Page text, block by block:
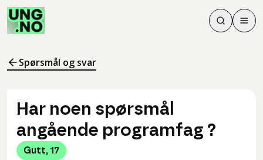
Søk
Søk
Meny
Spørsmål og svar
Har noen spørsmål
angående programfag ?
Gutt, 17